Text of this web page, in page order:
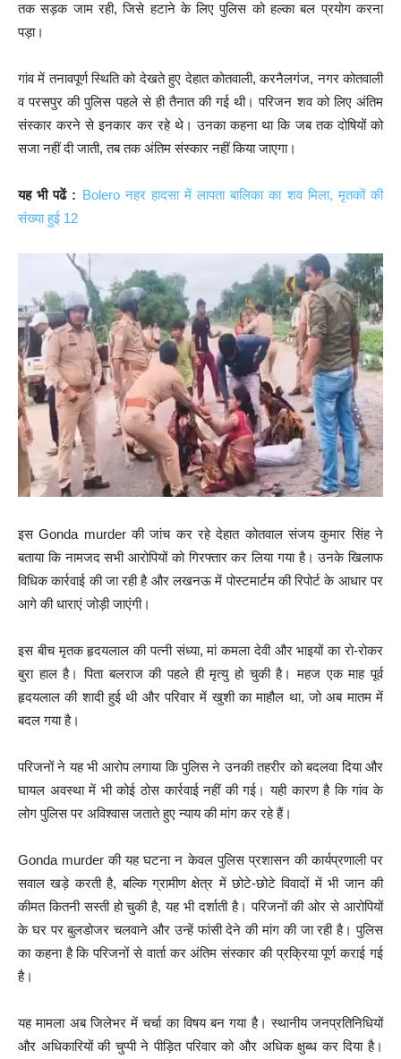
तक सड़क जाम रही, जिसे हटाने के लिए पुलिस को हल्का बल प्रयोग करना
पड़ा।
गांव में तनावपूर्ण स्थिति को देखते हुए देहात कोतवाली, करनैलगंज, नगर कोतवाली
व परसपुर की पुलिस पहले से ही तैनात की गई थी। परिजन शव को लिए अंतिम
संस्कार करने से इनकार कर रहे थे। उनका कहना था कि जब तक दोषियों को
सजा नहीं दी जाती, तब तक अंतिम संस्कार नहीं किया जाएगा।
यह भी पढें : Bolero नहर हादसा में लापता बालिका का शव मिला, मृतकों की
संख्या हुई 12
इस Gonda murder की जांच कर रहे देहात कोतवाल संजय कुमार सिंह ने
बताया कि नामजद सभी आरोपियों को गिरफ्तार कर लिया गया है। उनके खिलाफ
विधिक कार्रवाई की जा रही है और लखनऊ में पोस्टमार्टम की रिपोर्ट के आधार पर
आगे की धाराएं जोड़ी जाएंगी।
इस बीच मृतक हृदयलाल की पत्नी संध्या, मां कमला देवी और भाइयों का रो-रोकर
बुरा हाल है। पिता बलराज की पहले ही मृत्यु हो चुकी है। महज एक माह पूर्व
हृदयलाल की शादी हुई थी और परिवार में खुशी का माहौल था, जो अब मातम में
बदल गया है।
परिजनों ने यह भी आरोप लगाया कि पुलिस ने उनकी तहरीर को बदलवा दिया और
घायल अवस्था में भी कोई ठोस कार्रवाई नहीं की गई। यही कारण है कि गांव के
लोग पुलिस पर अविश्वास जताते हुए न्याय की मांग कर रहे हैं।
Gonda murder की यह घटना न केवल पुलिस प्रशासन की कार्यप्रणाली पर
सवाल खड़े करती है, बल्कि ग्रामीण क्षेत्र में छोटे-छोटे विवादों में भी जान की
कीमत कितनी सस्ती हो चुकी है, यह भी दर्शाती है। परिजनों की ओर से आरोपियों
के घर पर बुलडोजर चलवाने और उन्हें फांसी देने की मांग की जा रही है। पुलिस
का कहना है कि परिजनों से वार्ता कर अंतिम संस्कार की प्रक्रिया पूर्ण कराई गई
है।
यह मामला अब जिलेभर में चर्चा का विषय बन गया है। स्थानीय जनप्रतिनिधियों
और अधिकारियों की चुप्पी ने पीड़ित परिवार को और अधिक क्षुब्ध कर दिया है।